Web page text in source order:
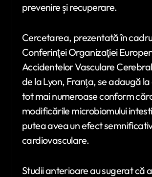
prevenire și recuperare.
Cercetarea, prezentată în
Conferinţei Organizaţiei
Accidentelor Vasculare
de la Lyon, Franţa, se adaugă
tot mai numeroase conform
modificările microbiomului
putea avea un efect
cardiovasculare.
Studii anterioare au sugerat că